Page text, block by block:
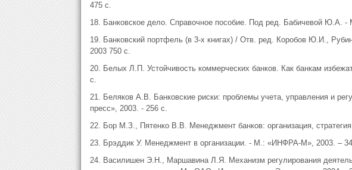
475 с.
18. Банковское дело. Справочное пособие. Под ред. Бабичевой Ю.А. -
19. Банковский портфель (в 3-х книгах) / Отв. ред. Коробов Ю.И.,
2003 750 с.
20. Белых Л.П. Устойчивость коммерческих банков. Как банкам
с.
21. Беляков А.В. Банковские риски: проблемы учета, управления и
пресс», 2003. - 256 с.
22. Бор М.З., Пятенко В.В. Менеджмент банков: организация,
23. Брэддик У. Менеджмент в организации. - М.: «ИНФРА-М», 2003. –
24. Василишен Э.Н., Маршавина Л.Я. Механизм регулирования